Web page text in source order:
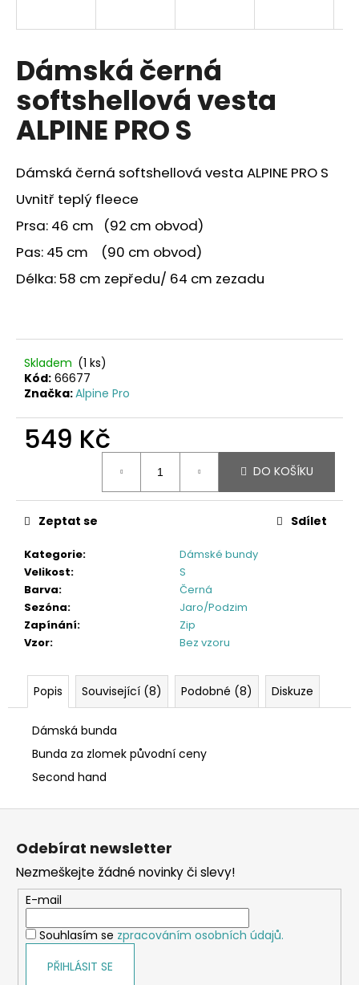
Dámská černá
softshellová vesta
ALPINE PRO S
Dámská černá softshellová vesta ALPINE PRO S
Uvnitř teplý fleece
Prsa: 46 cm (92 cm obvod)
Pas: 45 cm (90 cm obvod)
Délka: 58 cm zepředu/ 64 cm zezadu
Skladem (1 ks)
Kód: 66677
Značka:Alpine Pro
549 Kč
DO KOŠÍKU
Kategorie:
Dámské bundy
Velikost:
S
Barva:
Černá
Sezóna:
Jaro/Podzim
Zapínání:
Zip
Vzor: Bez vzoru
Zeptat se Sdílet
Popis Související (8) Podobné (8) Diskuze
Dámská bunda
Bunda za zlomek původní ceny
Second hand
í
t
?
Z
Odebírat newsletter
Nezmeškejte žádné novinky či slevy!
E-mail
Souhlasím se zpracováním osobních údajů.
PŘIHLÁSIT SE